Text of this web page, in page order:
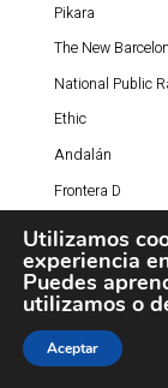
Pikara
The New
National Public
Ethic
Andalán
Frontera D
Enlace Judío
BCNmés
Zona Sec
Voz Populi
Catalunya Press
Utilizamos
experiencia
Puedes
utilizamos o
Aceptar